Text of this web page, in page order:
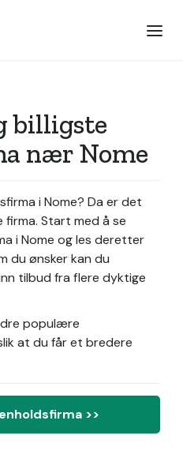
billigste
nær Nome
i Nome? Da er det
firma. Start med å se
i Nome og les deretter
du ønsker kan du
tilbud fra flere dyktige
populære
at du får et bredere
>>